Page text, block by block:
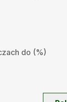
do (%)